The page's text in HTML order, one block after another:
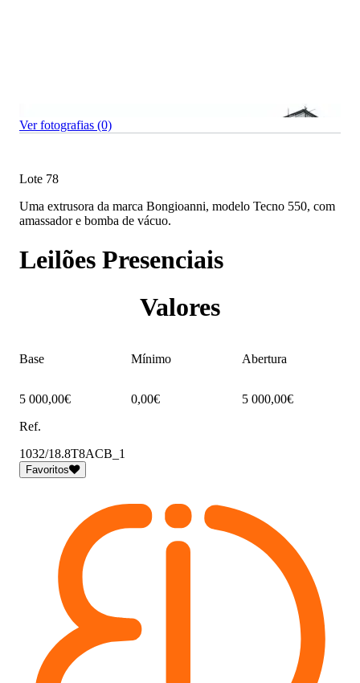
Ver fotografias (0)
Lote 78
Uma extrusora da marca Bongioanni, modelo Tecno 550, com
amassador e bomba de vácuo.
Leilões Presenciais
Valores
Base Mínimo Abertura
5 000,00€ 0,00€
5 000,00€
Ref.
1032/18.8T8ACB_1
Favoritos